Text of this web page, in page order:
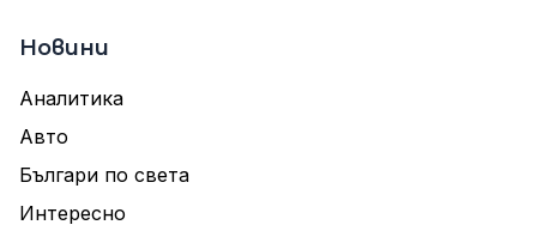
Новини
Аналитика
Авто
Българи по света
Интересно